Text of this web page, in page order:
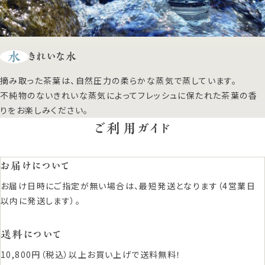
水 きれいな水
摘み取った茶葉は、自然圧力の柔らかな蒸気で蒸しています。
不純物のないきれいな蒸気によってフレッシュに保たれた茶葉の香
りをお楽しみください。
ご利用ガイド
お届けについて
お届け日時にご指定が無い場合は、最短発送となります（4営業日
以内に発送します）。
送料について
10,800円（税込）以上お買い上げで送料無料！